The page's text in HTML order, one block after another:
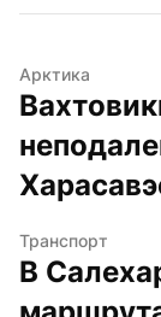
Арктика
Транспорт
В